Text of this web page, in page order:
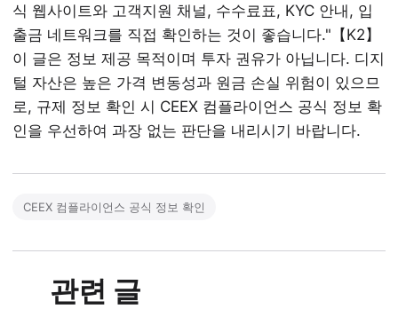
식 웹사이트와 고객지원 채널, 수수료표, KYC 안내, 입
출금 네트워크를 직접 확인하는 것이 좋습니다."【K2】
이 글은 정보 제공 목적이며 투자 권유가 아닙니다. 디지
털 자산은 높은 가격 변동성과 원금 손실 위험이 있으므
로, 규제 정보 확인 시 CEEX 컴플라이언스 공식 정보 확
인을 우선하여 과장 없는 판단을 내리시기 바랍니다.
CEEX 컴플라이언스 공식 정보 확인
관련 글